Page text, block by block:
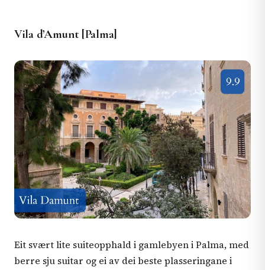
Vila d’Amunt [Palma]
Eit svært lite suiteopphald i gamlebyen i Palma, med
berre sju suitar og ei av dei beste plasseringane i